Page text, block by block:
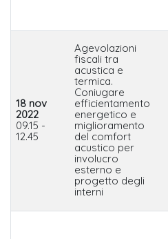
18 nov
2022
09.15 -
12.45
Agevolazioni
fiscali tra
acustica e
termica.
Coniugare
efficientamento
energetico e
miglioramento
del comfort
acustico per
involucro
esterno e
progetto degli
interni